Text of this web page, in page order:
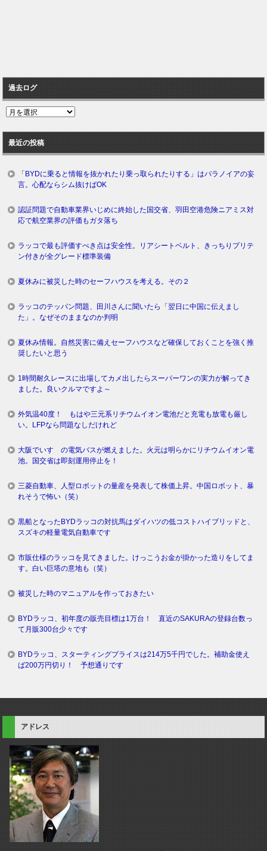
過去ログ
過
ロ
グ
最近の投稿
「BYDに乗ると情報を抜かれたり乗っ取られたりする」はパラノイアの妄
言。心配ならシム抜けばOK
認証問題で自動車業界いじめに終始した国交省、羽田空港危険ニアミス対
応で航空業界の評価もガタ落ち
ラッコで最も評価すべき点は安全性。リアシートベルト、きっちりプリテ
ン付きが全グレード標準装備
夏休みに被災した時のセーフハウスを考える。その２
ラッコのテッパン問題、田川さんに聞いたら「翌日に中国に伝えまし
た」。なぜそのままなのか判明
夏休み情報。自然災害に備えセーフハウスなど確保しておくことを強く推
奨したいと思う
1時間耐久レースに出場してカメ出したらスーパーワンの実力が解ってき
ました。良いクルマですよ～
外気温40度！ もはや三元系リチウムイオン電池だと充電も放電も厳し
い。LFPなら問題なしだけれど
大阪でいすゞの電気バスが燃えました。火元は明らかにリチウムイオン電
池。国交省は即刻運用停止を！
三菱自動車、人型ロボットの量産を発表して株価上昇。中国ロボット、暴
れそうで怖い（笑）
黒船となったBYDラッコの対抗馬はダイハツの低コストハイブリッドと、
スズキの軽量電気自動車です
市販仕様のラッコを見てきました。けっこうお金が掛かった造りをしてま
す。白い巨塔の意地も（笑）
被災した時のマニュアルを作っておきたい
BYDラッコ、初年度の販売目標は1万台！ 直近のSAKURAの登録台数っ
て月販300台少々です
BYDラッコ、スターティングプライスは214万5千円でした。補助金使え
ば200万円切り！ 予想通りです
アドレス